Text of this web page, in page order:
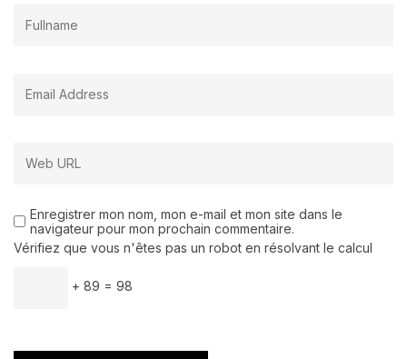
Enregistrer mon nom, mon e-mail et mon site dans le
navigateur pour mon prochain commentaire.
Vérifiez que vous n'êtes pas un robot en résolvant le calcul
+ 89 = 98